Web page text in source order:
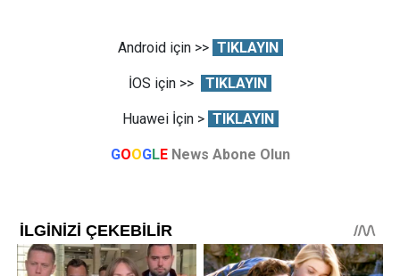
Android için >> TIKLAYIN
İOS için >> TIKLAYIN
Huawei İçin > TIKLAYIN
GOOGLE News Abone Olun